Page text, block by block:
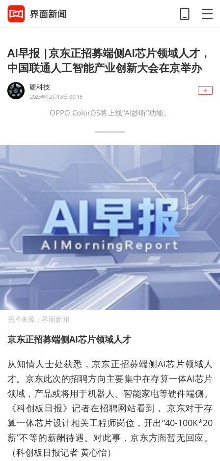
AI早报 |京东正招募端侧AI芯片领域人才，
中国联通人工智能产业创新大会在京举办
硬科技
2025年12月13日 00:15
OPPO ColorOS将上线“AI妙听”功能。
图片来源：界面新闻
京东正招募端侧AI芯片领域人才
从知情人士处获悉，京东正招募端侧AI芯片领域人
才。京东此次的招聘方向主要集中在存算一体AI芯片
领域，产品或将用于机器人、智能家电等硬件端侧。
《科创板日报》记者在招聘网站看到， 京东对于存
算一体芯片设计相关工程师岗位，开出“40-100K*20
薪”不等的薪酬待遇。对此事，京东方面暂无回应。
（科创板日报记者 黄心怡）